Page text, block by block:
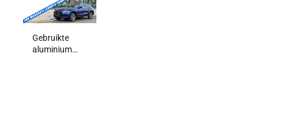
Gebruikte
aluminium